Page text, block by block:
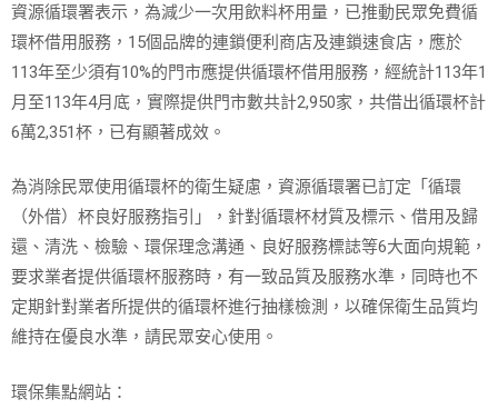
資源循環署表示，為減少一次用飲料杯用量，已推動民眾免費循
環杯借用服務，15個品牌的連鎖便利商店及連鎖速食店，應於
113年至少須有10%的門市應提供循環杯借用服務，經統計113年1
月至113年4月底，實際提供門市數共計2,950家，共借出循環杯計
6萬2,351杯，已有顯著成效。
為消除民眾使用循環杯的衛生疑慮，資源循環署已訂定「循環
（外借）杯良好服務指引」，針對循環杯材質及標示、借用及歸
還、清洗、檢驗、環保理念溝通、良好服務標誌等6大面向規範，
要求業者提供循環杯服務時，有一致品質及服務水準，同時也不
定期針對業者所提供的循環杯進行抽樣檢測，以確保衛生品質均
維持在優良水準，請民眾安心使用。
環保集點網站：